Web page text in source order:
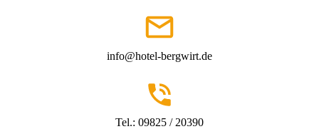
info@hotel-bergwirt.de
Tel.: 09825 / 20390